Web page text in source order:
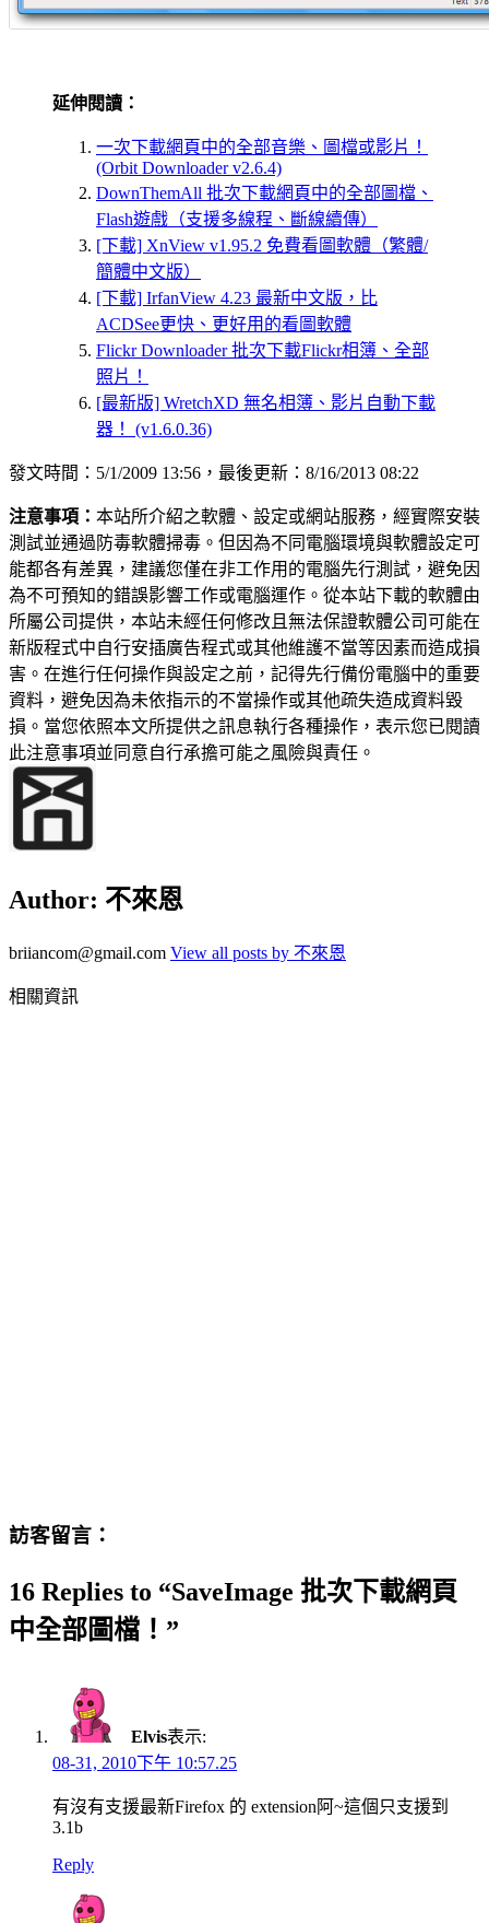
延伸閱讀：
一次下載網頁中的全部音樂、圖檔或影片！
(Orbit Downloader v2.6.4)
DownThemAll 批次下載網頁中的全部圖檔、
Flash遊戲（支援多線程、斷線續傳）
[下載] XnView v1.95.2 免費看圖軟體（繁體/
簡體中文版）
[下載] IrfanView 4.23 最新中文版，比
ACDSee更快、更好用的看圖軟體
Flickr Downloader 批次下載Flickr相簿、全部
照片！
[最新版] WretchXD 無名相簿、影片自動下載
器！ (v1.6.0.36)
發文時間：5/1/2009 13:56，最後更新：8/16/2013 08:22
注意事項： 本站所介紹之軟體、設定或網站服務，經實際安裝
測試並通過防毒軟體掃毒。但因為不同電腦環境與軟體設定可
能都各有差異，建議您僅在非工作用的電腦先行測試，避免因
為不可預知的錯誤影響工作或電腦運作。從本站下載的軟體由
所屬公司提供，本站未經任何修改且無法保證軟體公司可能在
新版程式中自行安插廣告程式或其他維護不當等因素而造成損
害。在進行任何操作與設定之前，記得先行備份電腦中的重要
資料，避免因為未依指示的不當操作或其他疏失造成資料毀
損。當您依照本文所提供之訊息執行各種操作，表示您已閱讀
此注意事項並同意自行承擔可能之風險與責任。
Author: 不來恩
briiancom@gmail.com View all posts by 不來恩
相關資訊
訪客留言：
16 Replies to “SaveImage 批次下載網頁
中全部圖檔！”
Elvis表示:
08-31, 2010下午 10:57.25
有沒有支援最新Firefox 的 extension阿~這個只支援到
3.1b
Reply